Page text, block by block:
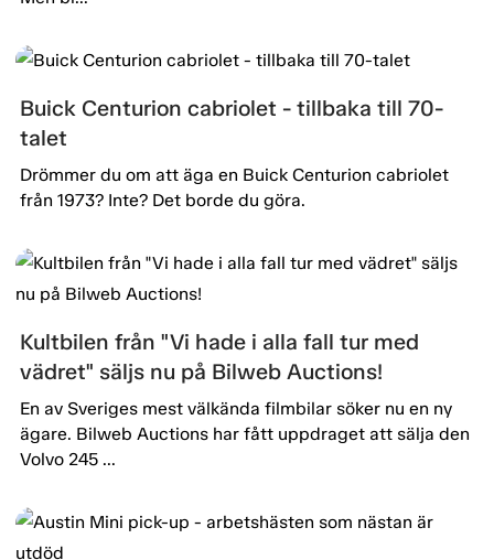
Buick Centurion cabriolet - tillbaka till 70-
talet
Drömmer du om att äga en Buick Centurion cabriolet
från 1973? Inte? Det borde du göra.
Kultbilen från "Vi hade i alla fall tur med
vädret" säljs nu på Bilweb Auctions!
En av Sveriges mest välkända filmbilar söker nu en ny
ägare. Bilweb Auctions har fått uppdraget att sälja den
Volvo 245 ...